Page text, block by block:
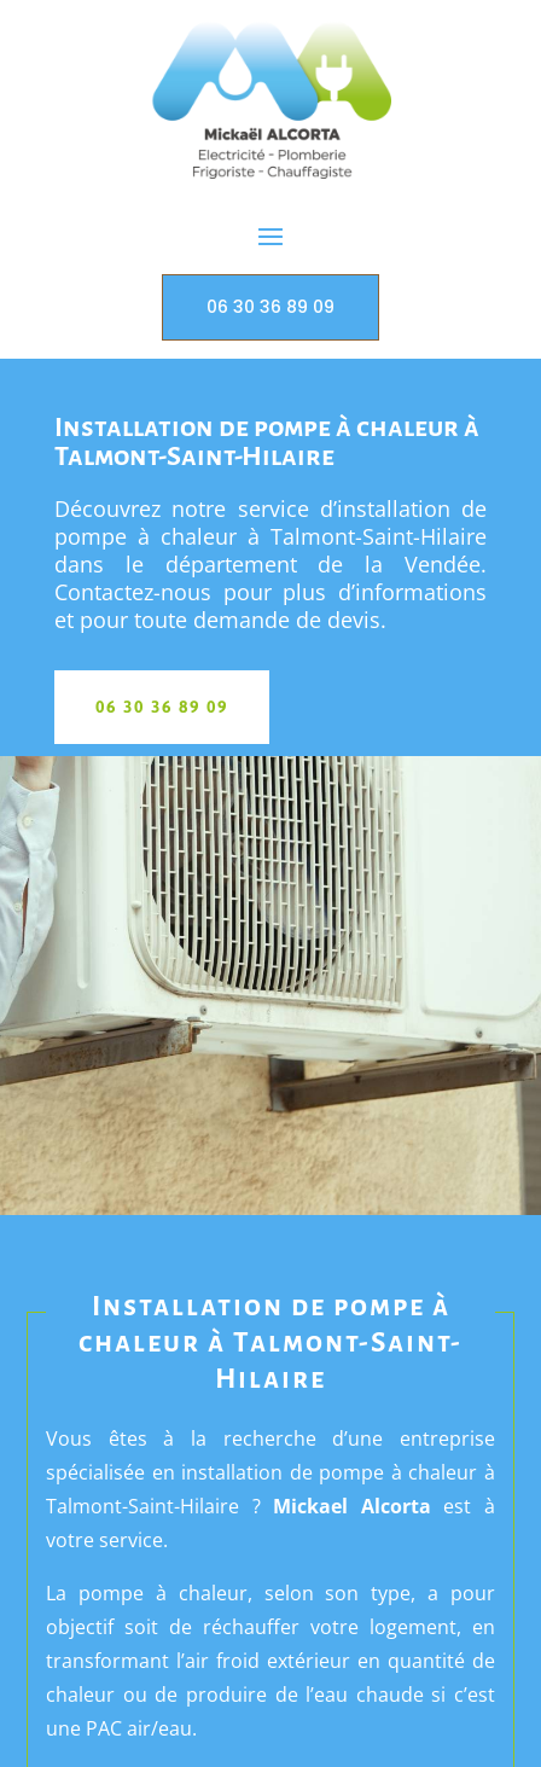
06 30 36 89 09
Installation de pompe à chaleur à
Talmont-Saint-Hilaire
Découvrez notre service d’installation de
pompe à chaleur àTalmont-Saint-Hilaire
dans le département de la Vendée.
Contactez-nous pour plus d’informations
et pour toute demande de devis.
06 30 36 89 09
Installation de pompe à
chaleur à Talmont-Saint-
Hilaire
Vous êtes à la recherche d’une entreprise
spécialisée en installation de pompe à chaleur à
Talmont-Saint-Hilaire ? Mickael Alcorta est à
votre service.
La pompe à chaleur, selon son type, a pour
objectif soit de réchauffer votre logement, en
transformant l’air froid extérieur en quantité de
chaleur ou de produire de l’eau chaude si c’est
une PAC air/eau.